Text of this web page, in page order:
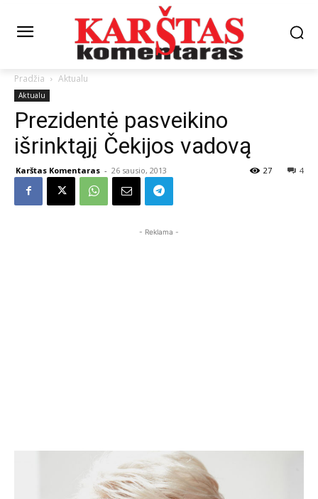
Pradžia Aktualu
Aktualu
Prezidentė pasveikino
išrinktąjį Čekijos vadovą
Karštas Komentaras - 26 sausio, 2013 4
27
- Reklama -